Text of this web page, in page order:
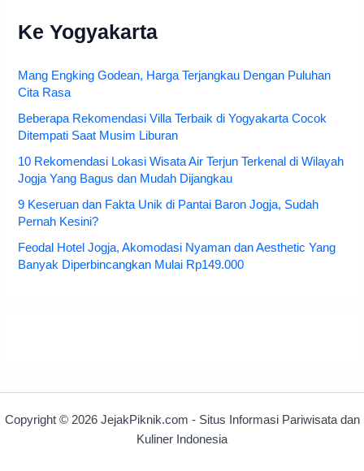
Ke Yogyakarta
Mang Engking Godean, Harga Terjangkau Dengan Puluhan
Cita Rasa
Beberapa Rekomendasi Villa Terbaik di Yogyakarta Cocok
Ditempati Saat Musim Liburan
10 Rekomendasi Lokasi Wisata Air Terjun Terkenal di Wilayah
Jogja Yang Bagus dan Mudah Dijangkau
9 Keseruan dan Fakta Unik di Pantai Baron Jogja, Sudah
Pernah Kesini?
Feodal Hotel Jogja, Akomodasi Nyaman dan Aesthetic Yang
Banyak Diperbincangkan Mulai Rp149.000
Copyright © 2026 JejakPiknik.com - Situs Informasi Pariwisata dan
Kuliner Indonesia